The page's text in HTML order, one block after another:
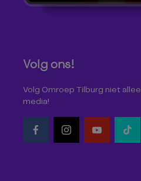
Volg ons!
Volg Omroep Tilburg niet
media!